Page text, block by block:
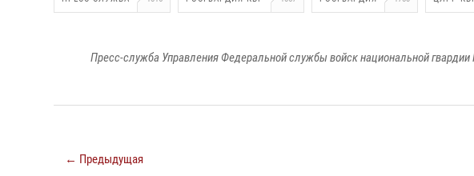
Пресс-служба Управления Федеральной службы войск национальной
← Предыдущая